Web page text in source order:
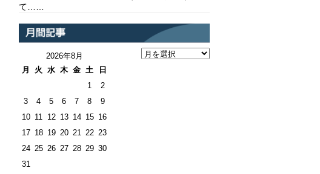
て……
2026年8月
月
火 水 木 金 土 日
1
2
3
4 5 6 7 8
9
10 11 12 13 14 15 16
17 18 19 20 21 22 23
24 25 26 27 28 29 30
31